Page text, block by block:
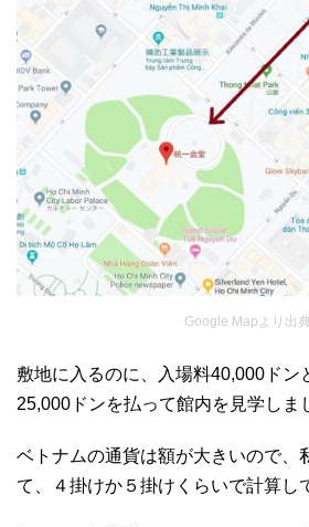
Google Mapより出典
敷地に入るのに、入場料40,000ドン
25,000ドンを払って館内を見学しま
ベトナムの通貨は額が大きいので、
て、４掛けか５掛けくらいで計算し